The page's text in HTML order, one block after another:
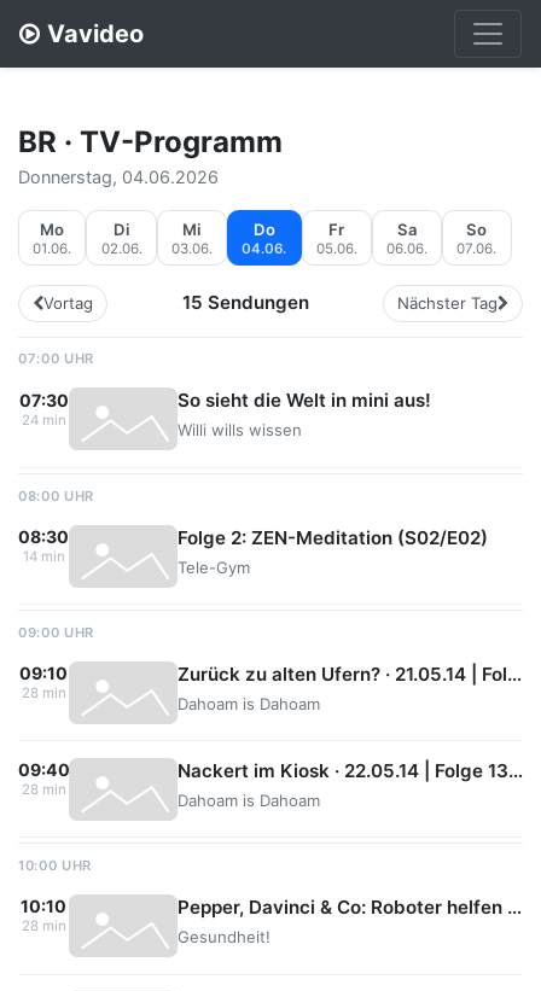
Vavideo
BR · TV-Programm
Donnerstag, 04.06.2026
Mo
01.06.
Di
02.06.
Mi
03.06.
Do
04.06.
Fr
05.06.
Sa
06.06.
So
07.06.
Vortag 15 Sendungen Nächster Tag
07:00 UHR
07:30
24 min
So sieht die Welt in mini aus!
Willi wills wissen
08:00 UHR
08:30
14 min
Folge 2: ZEN-Meditation (S02/E02)
Tele-Gym
09:00 UHR
09:10
28 min
Zurück zu alten Ufern? · 21.05.14 | Folge 1318
Dahoam is Dahoam
09:40
28 min
Nackert im Kiosk · 22.05.14 | Folge 1319
Dahoam is Dahoam
10:00 UHR
10:10
28 min
Pepper, Davinci & Co: Roboter helfen heilen
Gesundheit!